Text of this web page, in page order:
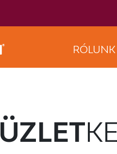
RÓLUNK
ÜZLET